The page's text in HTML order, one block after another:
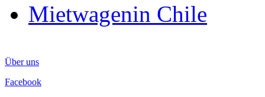
Mietwagen
Über uns
Facebook